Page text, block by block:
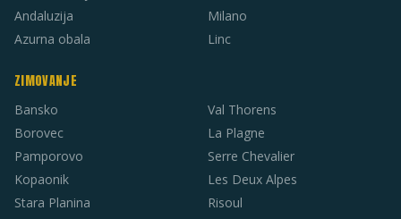
Andaluzija
Azurna obala
Milano
Linc
ZIMOVANJE
Bansko
Borovec
Pamporovo
Kopaonik
Stara Planina
Val Thorens
La Plagne
Serre Chevalier
Les Deux Alpes
Risoul